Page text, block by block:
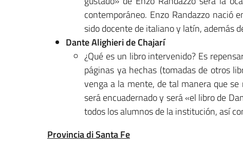
contemporáneo. Enzo Randazzo nació
sido docente de italiano y latín, además
Dante Alighieri de Chajarí
¿Qué es un libro intervenido? Es
páginas ya hechas (tomadas de otros
venga a la mente, de tal manera que
será encuadernado y será «el libro de
todos los alumnos de la institución, así
Provincia di Santa Fe